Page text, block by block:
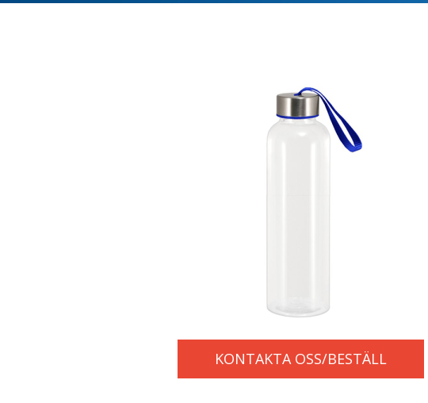
KONTAKTA OSS/BESTÄLL